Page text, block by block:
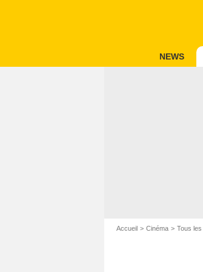
NEWS
Accueil Cinéma Tous les